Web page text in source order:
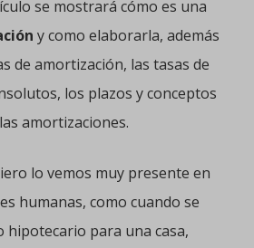
se mostrará cómo es una
y como elaborarla, además
de amortización, las tasas de
los plazos y conceptos
amortizaciones.
lo vemos muy presente en
humanas, como cuando se
hipotecario para una casa,